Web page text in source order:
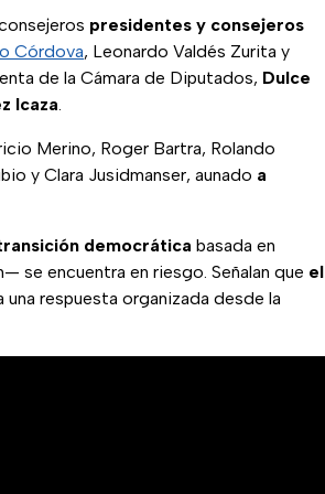
presidentes y consejeros
Córdova, Leonardo Valdés Zurita y
de la Cámara de Diputados, Dulce
Icaza.
Merino, Roger Bartra, Rolando
y Clara Jusidmanser, aunado a
democrática basada en
se encuentra en riesgo. Señalan que el
una respuesta organizada desde la